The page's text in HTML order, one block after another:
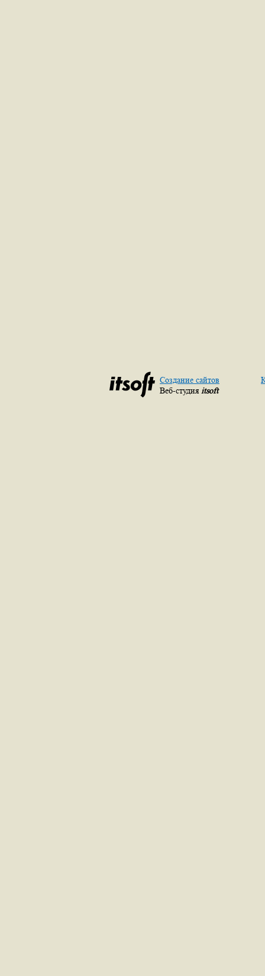
Создание сайтов
Веб-студия itsoft